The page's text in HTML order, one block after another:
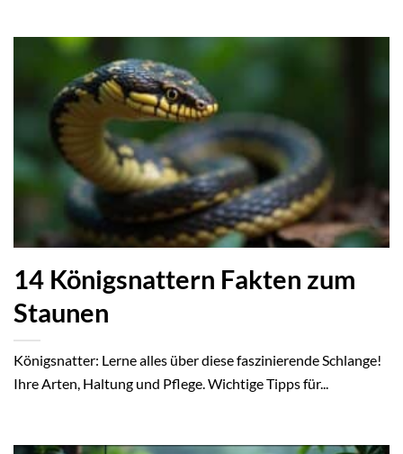
14 Königsnattern Fakten zum
Staunen
Königsnatter: Lerne alles über diese faszinierende Schlange!
Ihre Arten, Haltung und Pflege. Wichtige Tipps für...